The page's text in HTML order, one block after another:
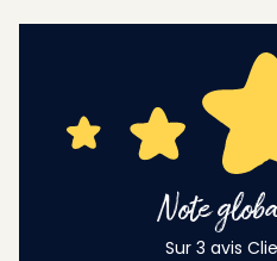
Note
Sur 3 avis